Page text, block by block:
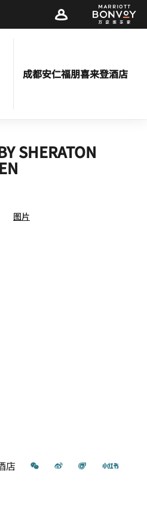
成都安仁福朋喜来登酒店
SHERATON
图片
店 微信 微博 飞猪 小红书